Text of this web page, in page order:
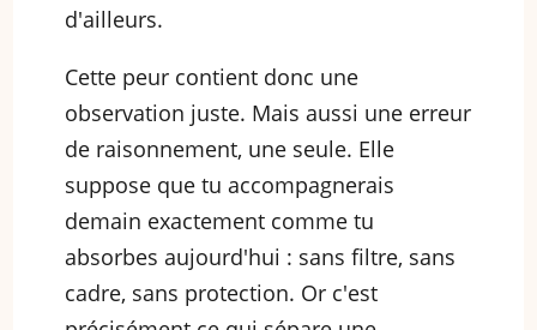
d'ailleurs.
Cette peur contient donc une
observation juste. Mais aussi une erreur
de raisonnement, une seule. Elle
suppose que tu accompagnerais
demain exactement comme tu
absorbes aujourd'hui : sans filtre, sans
cadre, sans protection. Or c'est